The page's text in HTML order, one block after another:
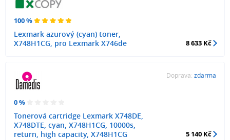
100 %
Lexmark azurový (cyan) toner,
X748H1CG, pro Lexmark X746de
8 633 Kč
0 %
Tonerová cartridge Lexmark X748DE,
X748DTE, cyan, X748H1CG, 10000s,
return, high capacity, X748H1CG
Doprava: zdarma
5 140 Kč